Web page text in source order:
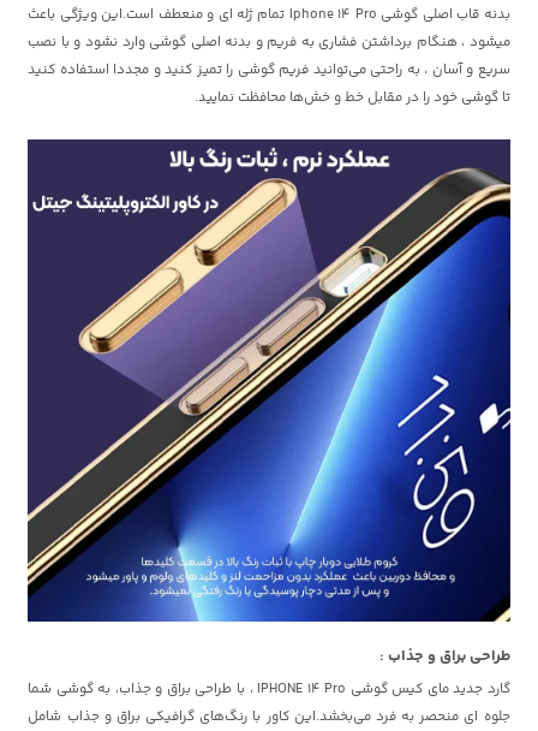
بدنه قاب اصلی گوشی Iphone 14 Pro تمام ژله ای و منعطف است.این ویژگی باعث
میشود ، هنگام برداشتن فشاری به فریم و بدنه اصلی گوشی وارد نشود و با نصب
سریع و آسان ، به راحتی می‌توانید فریم گوشی را تمیز کنید و مجددا استفاده کنید
تا گوشی خود را در مقابل خط و خش‌ها محافظت نمایید.
طراحی براق و جذاب :
گارد جدید مای کیس گوشی IPHONE 14 Pro ، با طراحی براق و جذاب، به گوشی شما
جلوه ای منحصر به فرد می‌بخشد.این کاور با رنگ‌های گرافیکی براق و جذاب شامل